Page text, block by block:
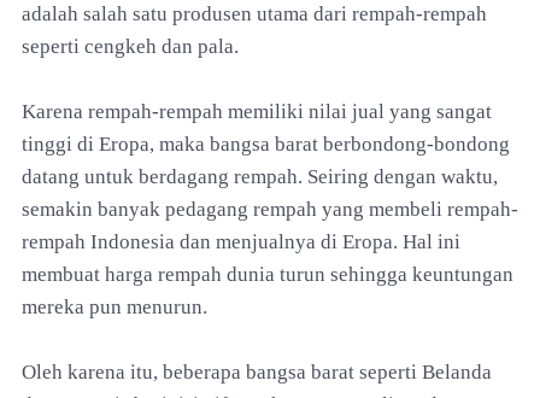
adalah salah satu produsen utama dari rempah-rempah
seperti cengkeh dan pala.
Karena rempah-rempah memiliki nilai jual yang sangat
tinggi di Eropa, maka bangsa barat berbondong-bondong
datang untuk berdagang rempah. Seiring dengan waktu,
semakin banyak pedagang rempah yang membeli rempah-
rempah Indonesia dan menjualnya di Eropa. Hal ini
membuat harga rempah dunia turun sehingga keuntungan
mereka pun menurun.
Oleh karena itu, beberapa bangsa barat seperti Belanda